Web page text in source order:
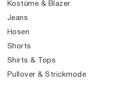
Kostüme & Blazer
Jeans
Hosen
Shorts
Shirts & Tops
Pullover & Strickmode